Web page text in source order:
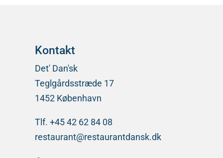
Kontakt
Det' Dan'sk
Teglgårdsstræde 17
1452 København
Tlf. +45 42 62 84 08
restaurant@restaurantdansk.dk